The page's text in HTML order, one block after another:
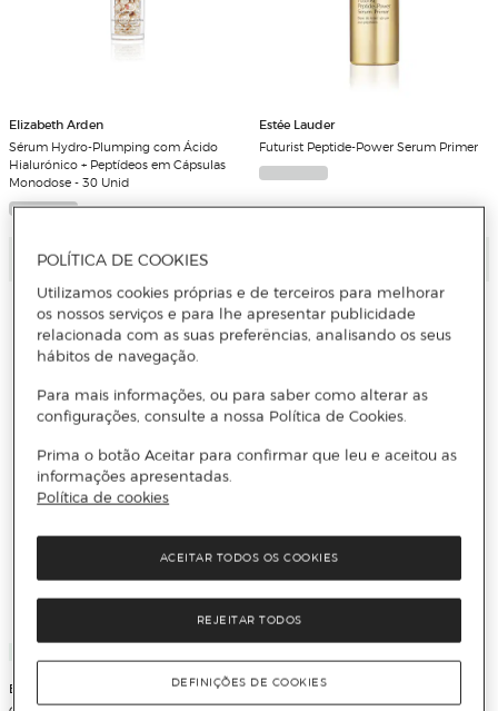
Elizabeth Arden
Sérum Hydro-Plumping com Ácido
Hialurónico + Peptídeos em Cápsulas
Monodose - 30 Unid
Adicionar
Estée Lauder
Futurist Peptide-Power Serum Primer
Biotherm
Bálsamo Para Olhos e Lábios Blue
Peptides Eyes & Lips Reshaper
POLÍTICA DE COOKIES
Utilizamos cookies próprias e de terceiros para melhorar
os nossos serviços e para lhe apresentar publicidade
relacionada com as suas preferências, analisando os seus
hábitos de navegação.
Para mais informações, ou para saber como alterar as
configurações, consulte a nossa Política de Cookies.
Prima o botão Aceitar para confirmar que leu e aceitou as
informações apresentadas.
Política de cookies
REJEITAR TODOS
ACEITAR TODOS OS COOKIES
DEFINIÇÕES DE COOKIES